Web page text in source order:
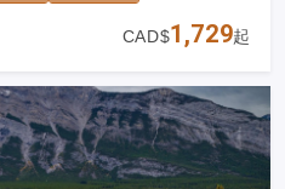
CAD$1,729起